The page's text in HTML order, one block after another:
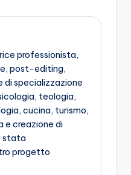
professionista,
post-editing,
di specializzazione
teologia,
cucina, turismo,
e creazione di
stata
progetto